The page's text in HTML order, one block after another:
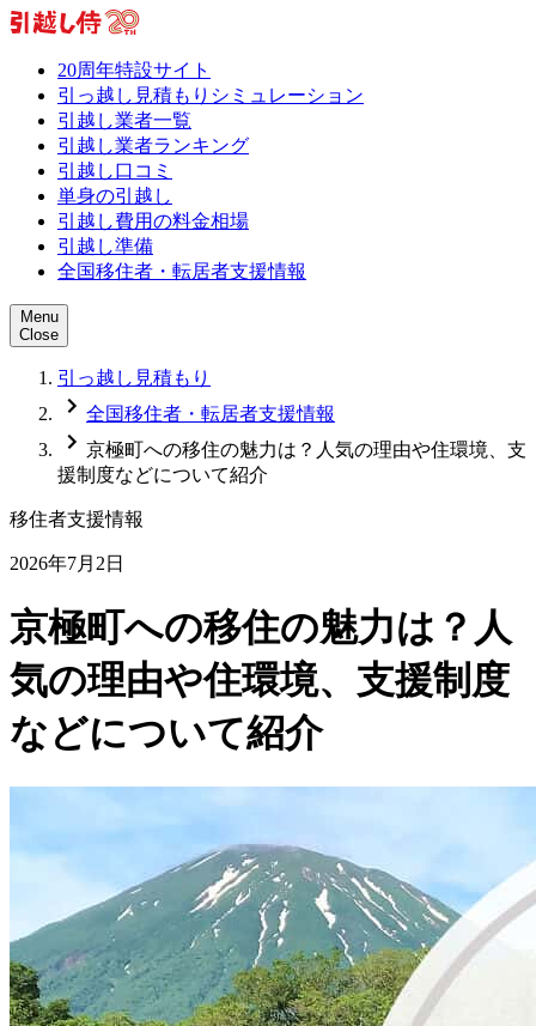
20周年特設サイト
引っ越し見積もりシミュレーション
引越し業者一覧
引越し業者ランキング
引越し口コミ
単身の引越し
引越し費用の料金相場
引越し準備
全国移住者・転居者支援情報
Menu
Close
引っ越し見積もり
全国移住者・転居者支援情報
京極町への移住の魅力は？人気の理由や住環境、支
援制度などについて紹介
移住者支援情報
2026年7月2日
京極町への移住の魅力は？人
気の理由や住環境、支援制度
などについて紹介